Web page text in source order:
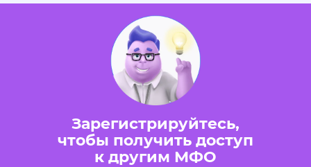
Зарегистрируйтесь,
чтобы получить доступ
к другим МФО